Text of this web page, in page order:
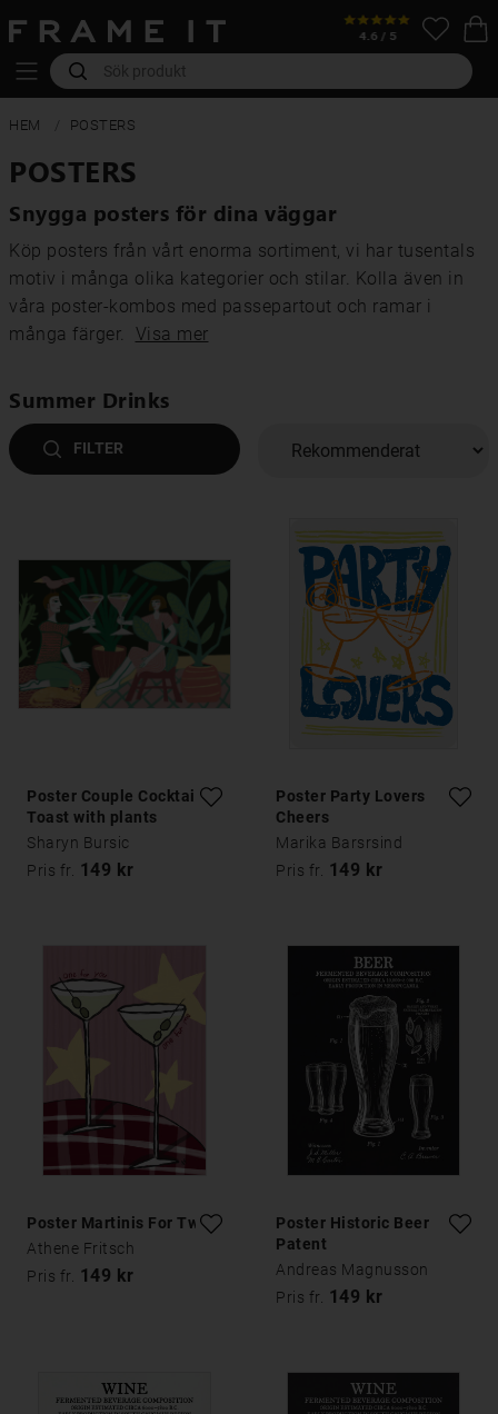
HEM POSTERS
POSTERS
Snygga posters för dina väggar
Köp posters från vårt enorma sortiment, vi har tusentals
motiv i många olika kategorier och stilar. Kolla även in
våra poster-kombos med passepartout och ramar i
många färger. Visa mer
Summer Drinks
FILTER
Poster Couple Cocktail
Toast with plants
Sharyn Bursic
Pris fr. 149 kr
Poster Party Lovers
Cheers
Marika Barsrsind
Pris fr. 149 kr
Poster Martinis For Two
Athene Fritsch
Pris fr. 149 kr
Poster Historic Beer
Patent
Andreas Magnusson
Pris fr. 149 kr